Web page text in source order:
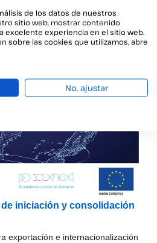
de iniciación y consolidación
exportación e internacionalización
de los datos de nuestros
sitio web, mostrar contenido
excelente experiencia en el sitio web.
sobre las cookies que utilizamos, abre
No, ajustar